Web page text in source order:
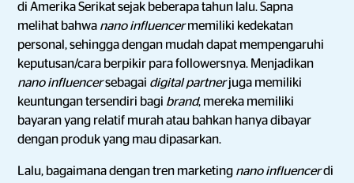
di Amerika Serikat sejak beberapa tahun lalu. Sapna
melihat bahwa nano influencermemiliki kedekatan
personal, sehingga dengan mudah dapat mempengaruhi
keputusan/cara berpikir para followersnya. Menjadikan
nano influencersebagai digital partnerjuga memiliki
keuntungan tersendiri bagi brand, mereka memiliki
bayaran yang relatif murah atau bahkan hanya dibayar
dengan produk yang mau dipasarkan.
Lalu, bagaimana dengan tren marketing nano influencerdi